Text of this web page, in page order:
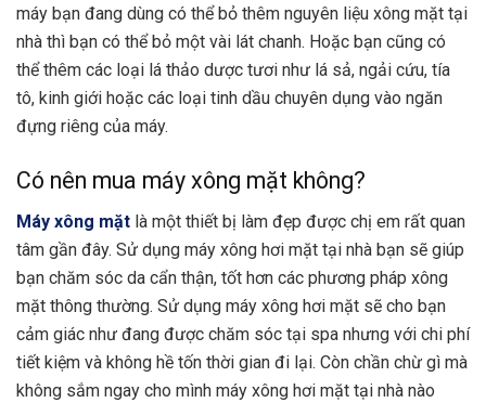
máy bạn đang dùng có thể bỏ thêm nguyên liệu xông mặt tại
nhà thì bạn có thể bỏ một vài lát chanh. Hoặc bạn cũng có
thể thêm các loại lá thảo dược tươi như lá sả, ngải cứu, tía
tô, kinh giới hoặc các loại tinh dầu chuyên dụng vào ngăn
đựng riêng của máy.
Có nên mua máy xông mặt không?
Máy xông mặt là một thiết bị làm đẹp được chị em rất quan
tâm gần đây. Sử dụng máy xông hơi mặt tại nhà bạn sẽ giúp
bạn chăm sóc da cẩn thận, tốt hơn các phương pháp xông
mặt thông thường. Sử dụng máy xông hơi mặt sẽ cho bạn
cảm giác như đang được chăm sóc tại spa nhưng với chi phí
tiết kiệm và không hề tốn thời gian đi lại. Còn chần chừ gì mà
không sắm ngay cho mình máy xông hơi mặt tại nhà nào